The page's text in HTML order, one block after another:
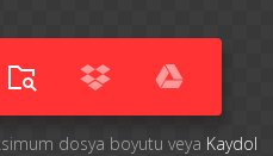
dosya boyutu veya Kaydol